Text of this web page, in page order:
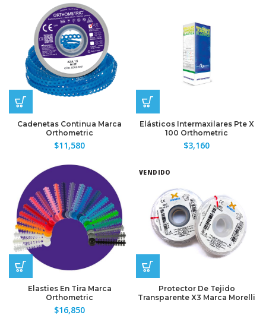
Cadenetas Continua Marca
Orthometric
$11,580
Elásticos Intermaxilares Pte X
100 Orthometric
$3,160
Elasties En Tira Marca
Orthometric
$16,850
VENDIDO
Protector De Tejido
Transparente X3 Marca Morelli